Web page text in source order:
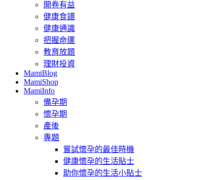
開卷有益
健康食譜
健康通識
把握命運
教育放題
理財投資
MamiBlog
MamiShop
MamiInfo
備孕期
懷孕期
產後
專題
嘗試懷孕的最佳時機
健康懷孕的生活貼士
助你懷孕的生活小貼士